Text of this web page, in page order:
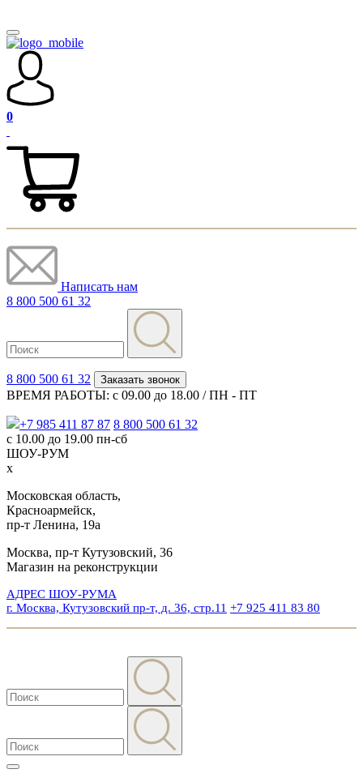
0
Написать нам
8 800 500 61 32
8 800 500 61 32 Заказать звонок
ВРЕМЯ РАБОТЫ: с 09.00 до 18.00 / ПН - ПТ
+7 985 411 87 87 8 800 500 61 32
с 10.00 до 19.00 пн-сб
ШОУ-РУМ
x
Московская область,
Красноармейск,
пр-т Ленина, 19а
Москва, пр-т Кутузовский, 36
Магазин на реконструкции
АДРЕС ШОУ-РУМА
г. Москва, Кутузовский пр-т, д. 36, стр.11 +7 925 411 83 80